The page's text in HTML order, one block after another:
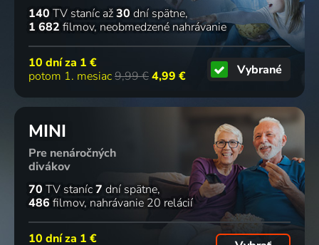
140 TV staníc až30 dní spätne
1 682 filmov neobmedzené nahrávanie
10 dní za 1 €
potom 1. mesiac9,99 €4,99 € Vybrané
MINI
Pre nenáročných
divákov
70 TV staníc7 dní spätne
486 filmov nahrávanie 20 relácií
10 dní za 1 €